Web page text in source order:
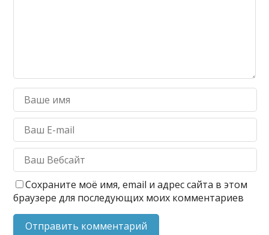
Сохраните моё имя, email и адрес сайта в этом
браузере для последующих моих комментариев